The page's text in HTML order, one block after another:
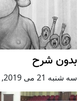
بدون شرح
سه شنبه 21 می 2019 ,